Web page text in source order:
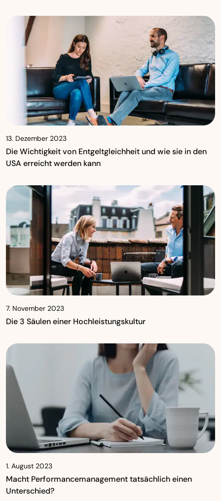
13. Dezember 2023
Die Wichtigkeit von Entgeltgleichheit und wie sie in den
USA erreicht werden kann
7. November 2023
Die 3 Säulen einer Hochleistungskultur
1. August 2023
Macht Performancemanagement tatsächlich einen
Unterschied?